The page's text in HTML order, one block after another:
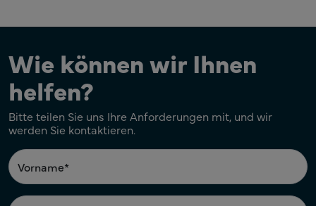
Wie können wir Ihnen
helfen?
Bitte teilen Sie uns Ihre Anforderungen mit, und wir
werden Sie kontaktieren.